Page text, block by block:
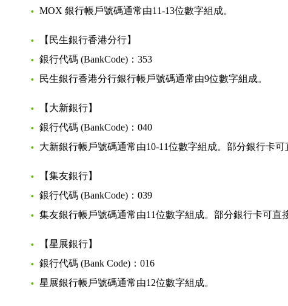
MOX 銀行帳戶號碼通常由11-13位數字組成。
【民生銀行香港分行】
銀行代碼 (BankCode)：353
民生銀行香港分行銀行帳戶號碼通常由9位數字組成。
【大新銀行】
銀行代碼 (BankCode)：040
大新銀行帳戶號碼通常由10-11位數字組成。部分銀行卡
【集友銀行】
銀行代碼 (BankCode)：039
集友銀行帳戶號碼通常由11位數字組成。部分銀行卡可直
【星展銀行】
銀行代碼 (Bank Code)：016
星展銀行帳戶號碼通常由12位數字組成。